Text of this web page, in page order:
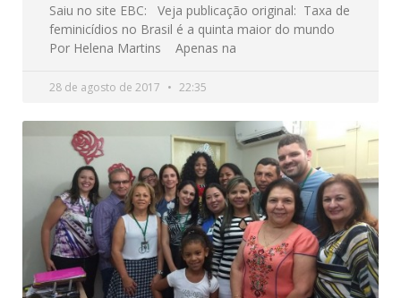
Saiu no site EBC: Veja publicação original: Taxa de
feminicídios no Brasil é a quinta maior do mundo
Por Helena Martins Apenas na
28 de agosto de 2017 22:35